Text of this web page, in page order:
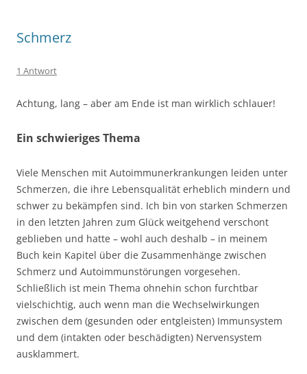
Schmerz
1 Antwort
Achtung, lang – aber am Ende ist man wirklich schlauer!
Ein schwieriges Thema
Viele Menschen mit Autoimmunerkrankungen leiden unter
Schmerzen, die ihre Lebensqualität erheblich mindern und
schwer zu bekämpfen sind. Ich bin von starken Schmerzen
in den letzten Jahren zum Glück weitgehend verschont
geblieben und hatte – wohl auch deshalb – in meinem
Buch kein Kapitel über die Zusammenhänge zwischen
Schmerz und Autoimmunstörungen vorgesehen.
Schließlich ist mein Thema ohnehin schon furchtbar
vielschichtig, auch wenn man die Wechselwirkungen
zwischen dem (gesunden oder entgleisten) Immunsystem
und dem (intakten oder beschädigten) Nervensystem
ausklammert.